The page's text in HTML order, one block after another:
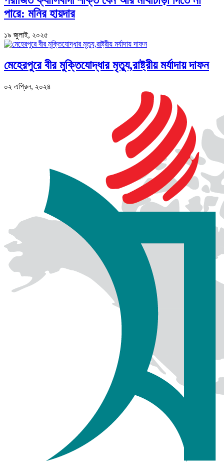
পারে: মনির হায়দার
১৯ জুলাই, ২০২৫
মেহেরপুরে বীর মুক্তিযোদ্ধার মৃত্যু,রাষ্ট্রীয় মর্যাদায় দাফন
০২ এপ্রিল, ২০২৪